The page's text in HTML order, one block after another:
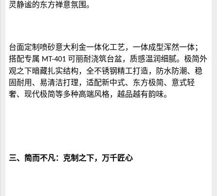
灵静谧的东方禅意氛围。
台面定制喷砂意大利金一体化工艺，一体成型浑然一体；
搭配专属 MT-401 可丽耐浇筑台盆，质感温润细腻。极简外
观之下暗藏扎实结构，全不锈钢精工打造，防水防潮、稳
固耐用、易清洁打理，适配新中式、东方极简、意式轻
奢、现代极简等多种高端风格，越品越有韵味。
三、 简而不凡：克制之下，万千匠心